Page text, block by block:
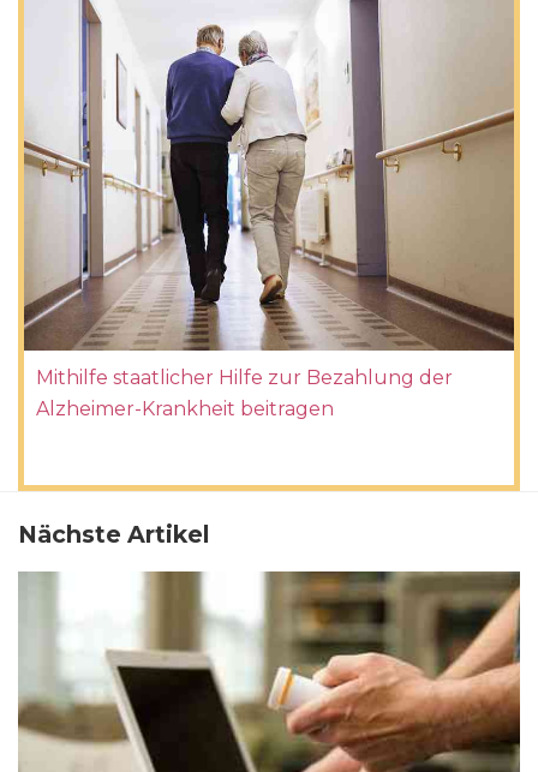
Mithilfe staatlicher Hilfe zur Bezahlung der
Alzheimer-Krankheit beitragen
Nächste Artikel